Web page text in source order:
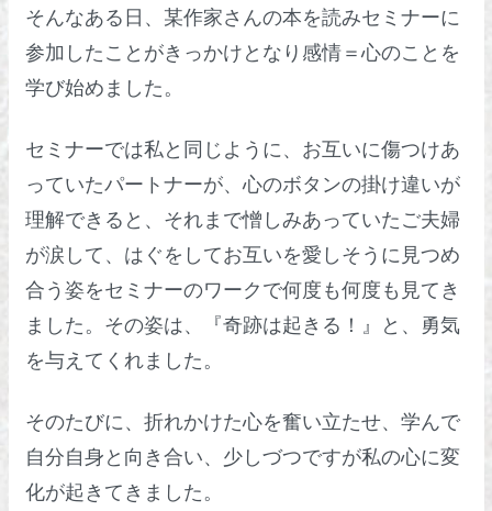
そんなある日、某作家さんの本を読みセミナーに
参加したことがきっかけとなり感情＝心のことを
学び始めました。
セミナーでは私と同じように、お互いに傷つけあ
っていたパートナーが、心のボタンの掛け違いが
理解できると、それまで憎しみあっていたご夫婦
が涙して、はぐをしてお互いを愛しそうに見つめ
合う姿をセミナーのワークで何度も何度も見てき
ました。その姿は、『奇跡は起きる！』と、勇気
を与えてくれました。
そのたびに、折れかけた心を奮い立たせ、学んで
自分自身と向き合い、少しづつですが私の心に変
化が起きてきました。